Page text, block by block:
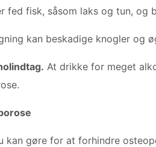
fed fisk, såsom laks og tun, og
kan beskadige knogler og
At drikke for meget
kan gøre for at forhindre